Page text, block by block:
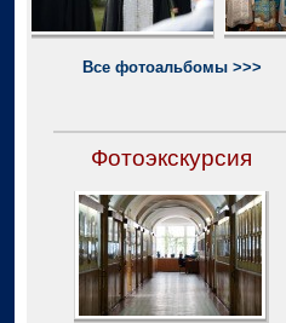
Все фотоальбомы >>>
Фотоэкскурсия